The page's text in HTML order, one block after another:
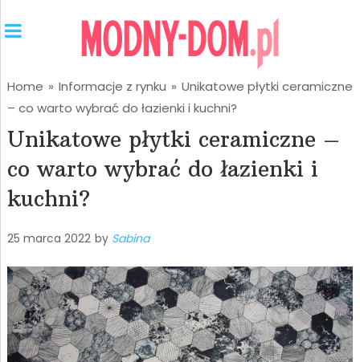
Home » Informacje z rynku » Unikatowe płytki ceramiczne
– co warto wybrać do łazienki i kuchni?
Unikatowe płytki ceramiczne –
co warto wybrać do łazienki i
kuchni?
25 marca 2022 by Sabina